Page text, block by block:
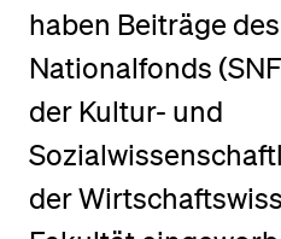
haben Beiträge
Nationalfonds
der Kultur- und
der
Forschende
Mitarbeitende
Alumni